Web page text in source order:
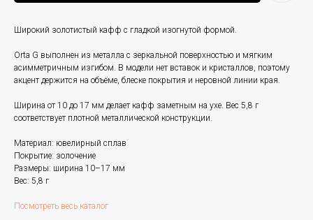
Широкий золотистый кафф с гладкой изогнутой формой.
Orta G выполнен из металла с зеркальной поверхностью и мягким
асимметричным изгибом. В модели нет вставок и кристаллов, поэтому
акцент держится на объёме, блеске покрытия и неровной линии края.
Ширина от 10 до 17 мм делает кафф заметным на ухе. Вес 5,8 г
соответствует плотной металлической конструкции.
Материал: ювелирный сплав
Покрытие: золочение
Размеры: ширина 10–17 мм
Вес: 5,8 г
Посмотреть весь каталог